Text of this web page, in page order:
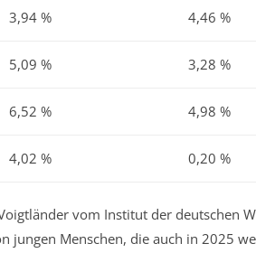
3,94 % 4,46 %
5,09 % 3,28 %
6,52 % 4,98 %
4,02 % 0,20 %
vom Institut der deutschen
jungen Menschen, die auch in 2025